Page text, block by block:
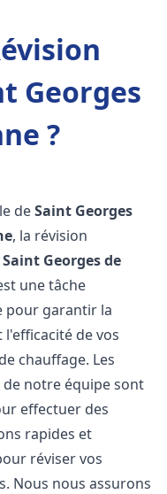
Georges
?
deSaint Georges
, la révision
Saint Georges de
une tâche
pour garantir la
l'efficacité de vos
chauffage. Les
notre équipe sont
effectuer des
rapides et
réviser vos
Nous nous assurons